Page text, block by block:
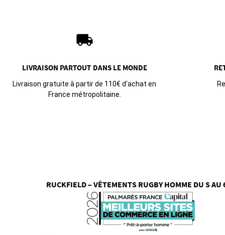
local_shipping
LIVRAISON PARTOUT DANS LE MONDE
Livraison gratuite à partir de 110€ d'achat en
France métropolitaine.
RUCKFIELD – VÊTEMENTS RUGBY HOMME DU S AU